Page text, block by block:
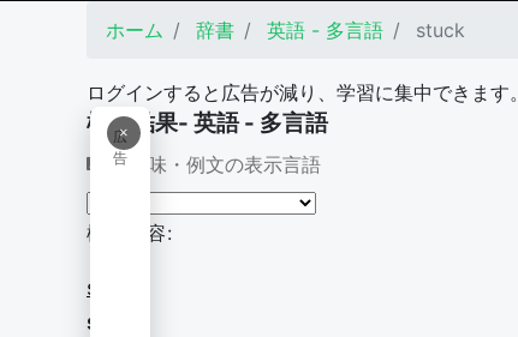
ホーム
辞書 英語 - 多言語 stuck
ログインすると広告が減り、学習に集中できます。
×
広
告
検索結果- 英語 - 多言語
意味・例文の表示言語
検索内容:
stuck
stuck